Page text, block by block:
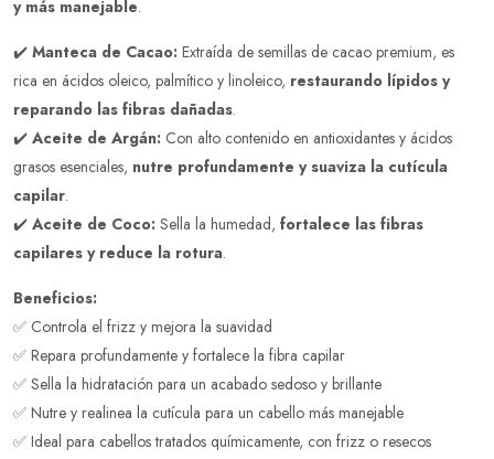
y más manejable.
✔️ Manteca de Cacao: Extraída de semillas de cacao premium, es
rica en ácidos oleico, palmítico y linoleico, restaurando lípidos y
reparando las fibras dañadas.
✔️ Aceite de Argán: Con alto contenido en antioxidantes y ácidos
grasos esenciales, nutre profundamente y suaviza la cutícula
capilar.
✔️ Aceite de Coco: Sella la humedad, fortalece las fibras
capilares y reduce la rotura.
Beneficios:
✅ Controla el frizz y mejora la suavidad
✅ Repara profundamente y fortalece la fibra capilar
✅ Sella la hidratación para un acabado sedoso y brillante
✅ Nutre y realinea la cutícula para un cabello más manejable
✅ Ideal para cabellos tratados químicamente, con frizz o resecos